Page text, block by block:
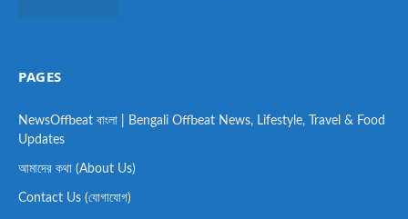
PAGES
NewsOffbeat বাংলা | Bengali Offbeat News, Lifestyle, Travel & Food
Updates
আমাদের কথা (About Us)
Contact Us (যোগাযোগ)